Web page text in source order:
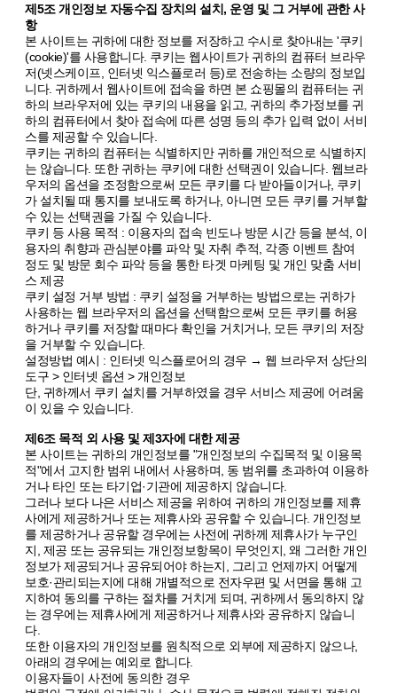
제5조 개인정보 자동수집 장치의 설치, 운영 및 그 거부에 관한 사
항
본 사이트는 귀하에 대한 정보를 저장하고 수시로 찾아내는 '쿠키
(cookie)'를 사용합니다. 쿠키는 웹사이트가 귀하의 컴퓨터 브라우
저(넷스케이프, 인터넷 익스플로러 등)로 전송하는 소량의 정보입
니다. 귀하께서 웹사이트에 접속을 하면 본 쇼핑몰의 컴퓨터는 귀
하의 브라우저에 있는 쿠키의 내용을 읽고, 귀하의 추가정보를 귀
하의 컴퓨터에서 찾아 접속에 따른 성명 등의 추가 입력 없이 서비
스를 제공할 수 있습니다.
쿠키는 귀하의 컴퓨터는 식별하지만 귀하를 개인적으로 식별하지
는 않습니다. 또한 귀하는 쿠키에 대한 선택권이 있습니다. 웹브라
우저의 옵션을 조정함으로써 모든 쿠키를 다 받아들이거나, 쿠키
가 설치될 때 통지를 보내도록 하거나, 아니면 모든 쿠키를 거부할
수 있는 선택권을 가질 수 있습니다.
쿠키 등 사용 목적 : 이용자의 접속 빈도나 방문 시간 등을 분석, 이
용자의 취향과 관심분야를 파악 및 자취 추적, 각종 이벤트 참여
정도 및 방문 회수 파악 등을 통한 타겟 마케팅 및 개인 맞춤 서비
스 제공
쿠키 설정 거부 방법 : 쿠키 설정을 거부하는 방법으로는 귀하가
사용하는 웹 브라우저의 옵션을 선택함으로써 모든 쿠키를 허용
하거나 쿠키를 저장할 때마다 확인을 거치거나, 모든 쿠키의 저장
을 거부할 수 있습니다.
설정방법 예시 : 인터넷 익스플로어의 경우 → 웹 브라우저 상단의
도구 > 인터넷 옵션 > 개인정보
단, 귀하께서 쿠키 설치를 거부하였을 경우 서비스 제공에 어려움
이 있을 수 있습니다.
제6조 목적 외 사용 및 제3자에 대한 제공
본 사이트는 귀하의 개인정보를 "개인정보의 수집목적 및 이용목
적"에서 고지한 범위 내에서 사용하며, 동 범위를 초과하여 이용하
거나 타인 또는 타기업·기관에 제공하지 않습니다.
그러나 보다 나은 서비스 제공을 위하여 귀하의 개인정보를 제휴
사에게 제공하거나 또는 제휴사와 공유할 수 있습니다. 개인정보
를 제공하거나 공유할 경우에는 사전에 귀하께 제휴사가 누구인
지, 제공 또는 공유되는 개인정보항목이 무엇인지, 왜 그러한 개인
정보가 제공되거나 공유되어야 하는지, 그리고 언제까지 어떻게
보호·관리되는지에 대해 개별적으로 전자우편 및 서면을 통해 고
지하여 동의를 구하는 절차를 거치게 되며, 귀하께서 동의하지 않
는 경우에는 제휴사에게 제공하거나 제휴사와 공유하지 않습니
다.
또한 이용자의 개인정보를 원칙적으로 외부에 제공하지 않으나,
아래의 경우에는 예외로 합니다.
이용자들이 사전에 동의한 경우